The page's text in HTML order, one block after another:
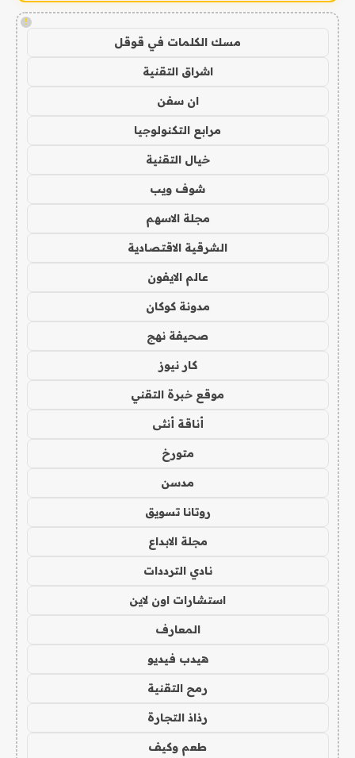
!
مسك الكلمات في قوقل
اشراق التقنية
ان سفن
مرابع التكنولوجيا
خيال التقنية
شوف ويب
مجلة الاسهم
الشرقية الاقتصادية
عالم الايفون
مدونة كوكان
صحيفة نهج
كار نيوز
موقع خبرة التقني
أناقة أنثى
متورخ
مدسن
روتانا تسويق
مجلة الابداع
نادي الترددات
استشارات اون لاين
المعارف
هيدب فيديو
رمح التقنية
رذاذ التجارة
طعم وكيف